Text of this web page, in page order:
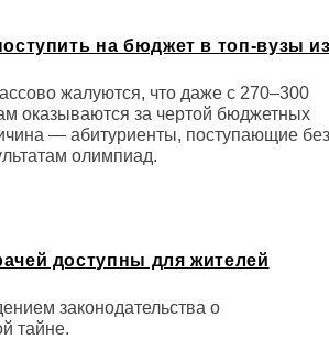
на бюджет в топ-вузы
жалуются, что даже с 270–300
оказываются за чертой бюджетных
— абитуриенты, поступающие без
олимпиад.
доступны для жителей
законодательства о
тайне.